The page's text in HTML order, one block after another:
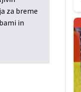
za breme
in